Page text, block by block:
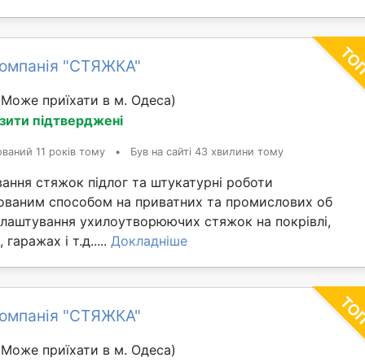
"СТЯЖКА"
приїхати в м. Одеса)
підтверджені
11 років тому • Був на сайті 43 хвилини тому
стяжок підлог та штукатурні роботи
способом на приватних та промислових об
ухилоутворюючих стяжок на покрівлі,
гаражах і т.д..... Докладніше
"СТЯЖКА"
приїхати в м. Одеса)